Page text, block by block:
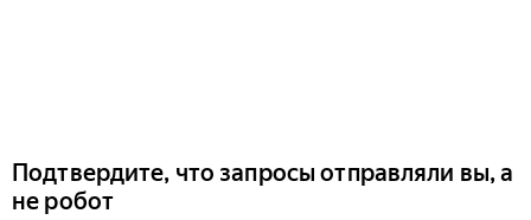
Подтвердите, что запросы отправляли вы, а
не робот